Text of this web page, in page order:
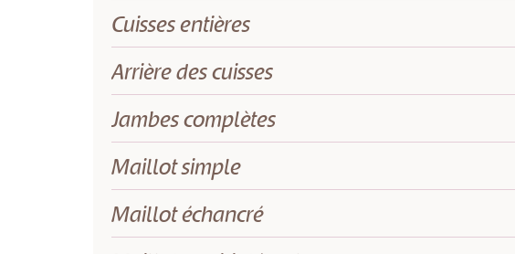
Cuisses entières
Arrière des cuisses
Jambes complètes
Maillot simple
Maillot échancré